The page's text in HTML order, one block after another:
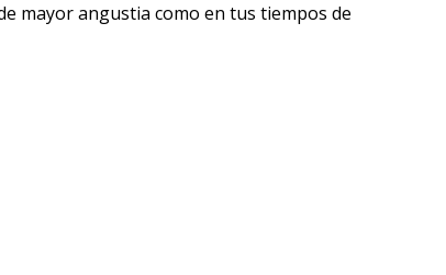
mayor angustia como en tus tiempos de
en múltiples opciones, facilitan una
a nivel mundial. En resumen, la Palabra y
y agradable.